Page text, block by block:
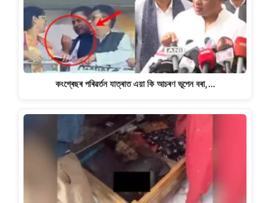
কংগ্ৰেছৰ পৰিৱৰ্তন যাত্ৰাত এয়া কি আচৰণ ভূপেন বৰা,…